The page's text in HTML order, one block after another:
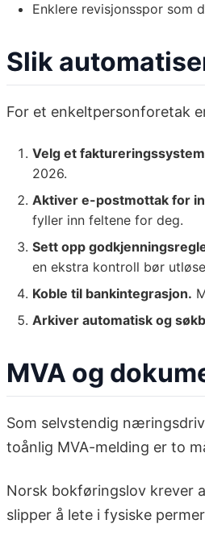
Enklere revisjonsspor som
Slik
For et enkeltpersonforetak
Velg et
2026.
Aktiver e-postmottak for
fyller inn feltene for deg.
Sett opp
en ekstra kontroll bør
Koble til bankintegrasjon.
Arkiver automatisk og
MVA og
Som selvstendig
toånlig MVA-melding er to
Norsk bokføringslov krever
slipper å lete i fysiske